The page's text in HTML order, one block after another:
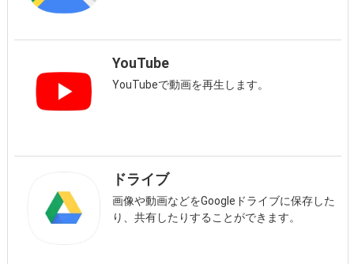
YouTube
YouTubeで動画を再生します。
ドライブ
画像や動画などをGoogleドライブに保存した
り、共有したりすることができます。